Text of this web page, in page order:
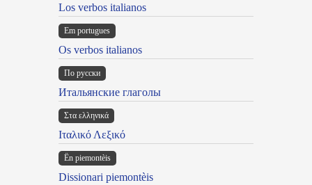
Los verbos italianos
Em portugues
Os verbos italianos
По русски
Итальянские глаголы
Στα ελληνικά
Ιταλικό Λεξικό
Ën piemontèis
Dissionari piemontèis